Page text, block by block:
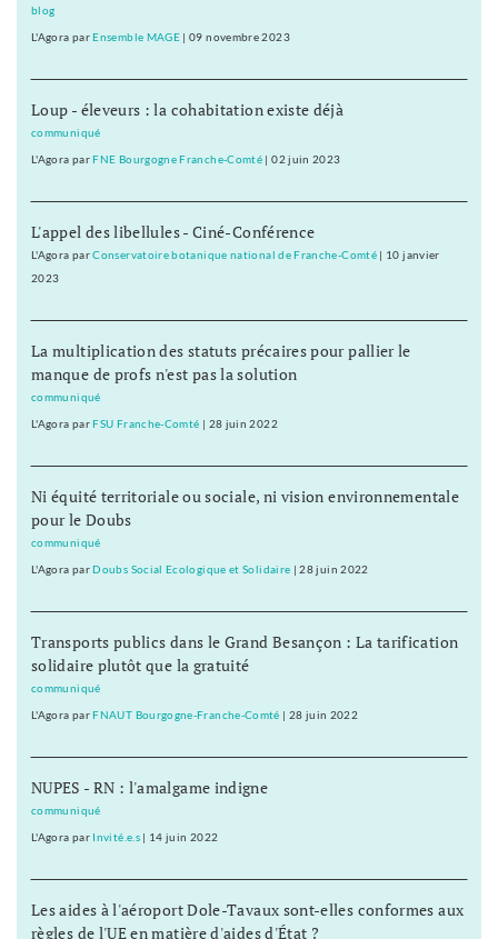
blog
L'Agora parEnsemble MAGE |09 novembre 2023
Loup - éleveurs : la cohabitation existe déjà
communiqué
L'Agora parFNE Bourgogne Franche-Comté |02 juin 2023
L'appel des libellules - Ciné-Conférence
L'Agora parConservatoire botanique national de Franche-Comté| 10 janvier
2023
La multiplication des statuts précaires pour pallier le
manque de profs n'est pas la solution
communiqué
L'Agora parFSU Franche-Comté | 28 juin 2022
Ni équité territoriale ou sociale, ni vision environnementale
pour le Doubs
communiqué
L'Agora parDoubs Social Ecologique et Solidaire |28 juin 2022
Transports publics dans le Grand Besançon : La tarification
solidaire plutôt que la gratuité
communiqué
L'Agora parFNAUT Bourgogne-Franche-Comté | 28 juin 2022
NUPES - RN : l'amalgame indigne
communiqué
L'Agora par Invité.e.s| 14 juin 2022
Les aides à l'aéroport Dole-Tavaux sont-elles conformes aux
règles de l'UE en matière d'aides d'État ?